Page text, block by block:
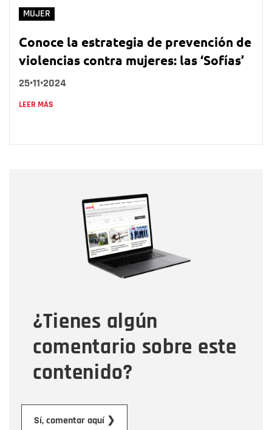
MUJER
Conoce la estrategia de prevención de
violencias contra mujeres: las ‘Sofías’
25•11•2024
LEER MÁS
¿Tienes algún
comentario sobre este
contenido?
Sí, comentar aquí ❯
Correo electrónico
Tipo de comentario
Mensaje